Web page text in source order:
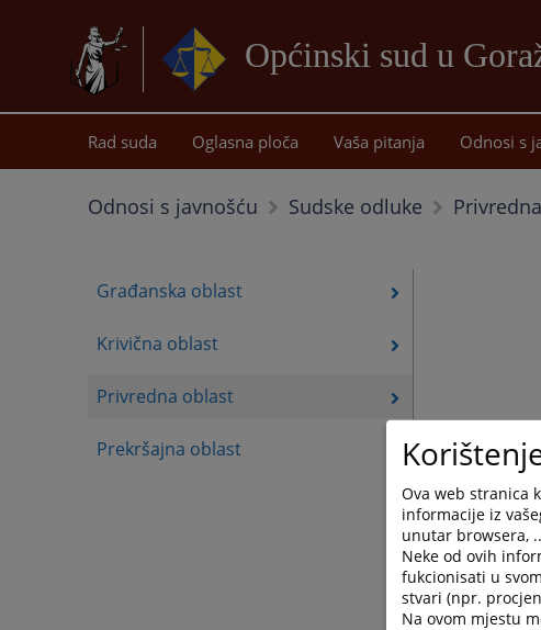
Općinski sud u
Rad suda Oglasna ploča Vaša pitanja Odnosi s
Odnosi s javnošću Sudske odluke
Građanska oblast
Krivična oblast
Privredna oblast
Prekršajna oblast
Ova web stranica
informacije iz
unutar browsera,
Neke od ovih
fukcionisati u
stvari (npr.
Na ovom mjestu